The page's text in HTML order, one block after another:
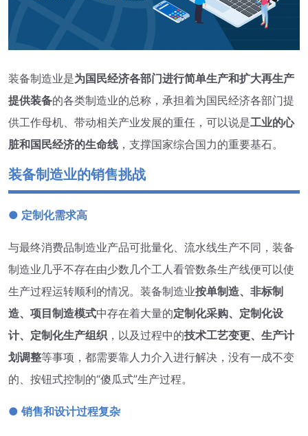
装备制造业是为国民经济各部门进行简单生产和扩大再生产
提供装备的各类制造业的总称，承担着为国民经济各部门提
供工作母机、带动相关产业发展的重任，可以说是工业的心
脏和国民经济的生命线 ，支撑国家综合国力的重要基石。
装备制造业的销售挑战
● 定制化需求高
与最终消费品制造业产品可批量化、流水线生产不同，装备
制造业几乎不存在由少数几个工人看管数条生产线便可以使
生产过程运转顺利的情况。装备制造业按单制造、非标制
造、项目制造模式中存在着大量的定制化采购、定制化设
计、定制化生产组织 ，以及过程中的技术工艺变更、生产计
划调整等事项，都需要靠人力介入进行解决，没有一成不变
的、按钮式控制的“傻瓜式”生产过程。
● 销售和设计过程复杂